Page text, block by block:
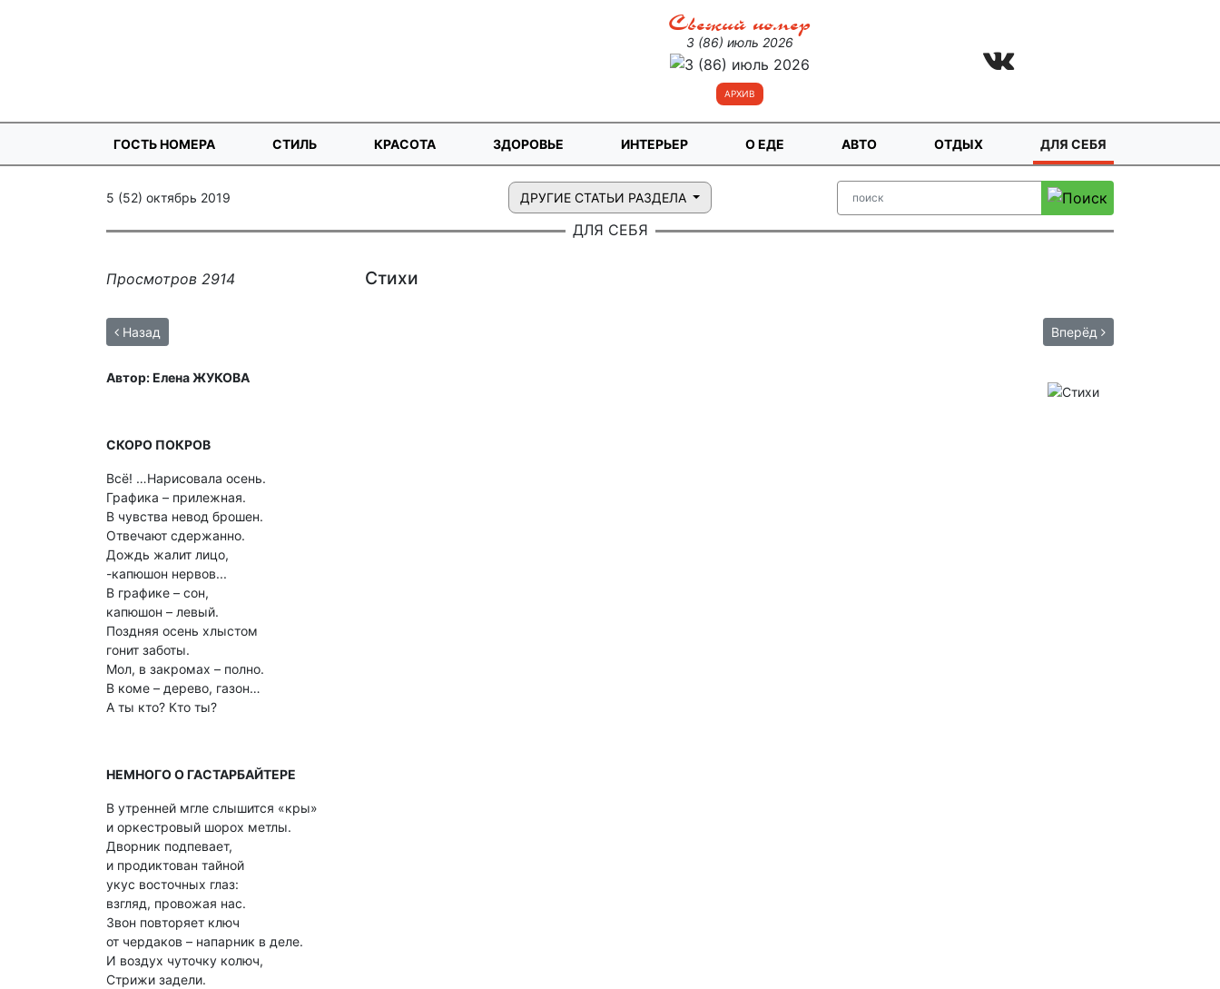
Свежий номер
3 (86) июль 2026
АРХИВ
ГОСТЬ НОМЕРА СТИЛЬ КРАСОТА ЗДОРОВЬЕ ИНТЕРЬЕР О ЕДЕ АВТО ОТДЫХ ДЛЯ СЕБЯ
5 (52) октябрь 2019 ДРУГИЕ СТАТЬИ РАЗДЕЛА
ДЛЯ СЕБЯ
Просмотров 2914 Стихи
Назад Вперёд
Автор: Елена ЖУКОВА
СКОРО ПОКРОВ
Всё! …Нарисовала осень.
Графика – прилежная.
В чувства невод брошен.
Отвечают сдержанно.
Дождь жалит лицо,
-капюшон нервов...
В графике – сон,
капюшон – левый.
Поздняя осень хлыстом
гонит заботы.
Мол, в закромах – полно.
В коме – дерево, газон…
А ты кто? Кто ты?
НЕМНОГО О ГАСТАРБАЙТЕРЕ
В утренней мгле слышится «кры»
и оркестровый шорох метлы.
Дворник подпевает,
и продиктован тайной
укус восточных глаз:
взгляд, провожая нас.
Звон повторяет ключ
от чердаков – напарник в деле.
И воздух чуточку колюч,
Стрижи задели.